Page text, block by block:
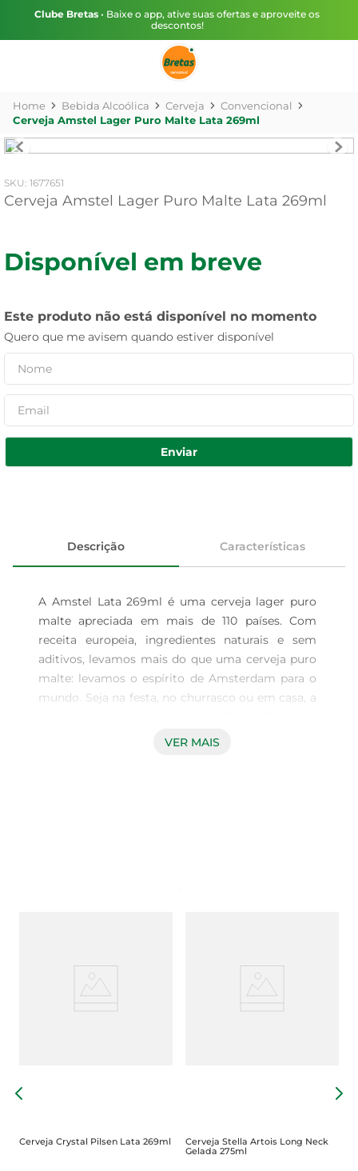
Clube Bretas • Baixe o app, ative suas ofertas e aproveite os
descontos!
Bebida Alcoólica Cerveja
Convencional
Cerveja Amstel Lager Puro Malte Lata 269ml
: 1677651
Cerveja Amstel Lager Puro Malte Lata 269ml
Disponível em breve
Este produto não está disponível no momento
Quero que me avisem quando estiver disponível
Enviar
Descrição Características
A Amstel Lata 269ml é uma cerveja lager puro
malte apreciada em mais de 110 países. Com
receita europeia, ingredientes naturais e sem
aditivos, levamos mais do que uma cerveja puro
malte: levamos o espírito de Amsterdam para o
mundo. Seja na festa, no churrasco ou em casa, a
quem tem sede. A cor dourada e o sabor
VER MAIS
Cerveja Crystal Pilsen Lata 269ml
Cerveja Stella Artois Long Neck
Gelada 275ml